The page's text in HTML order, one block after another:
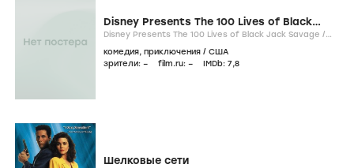
Disney Presents The 100 Lives of Black
Jack Savage
Disney Presents The 100 Lives of Black Jack Savage /
комедия, приключения / США
зрители: – film.ru: – IMDb: 7,8
Шелковые сети